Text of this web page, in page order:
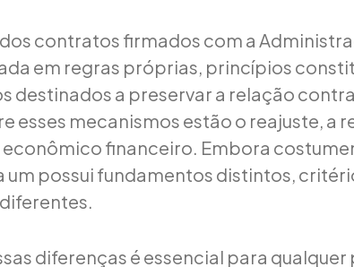
contratos firmados com a
em regras próprias, princípios
destinados a preservar a relação
esses mecanismos estão o reajuste, a
financeiro. Embora
um possui fundamentos distintos,
diferenças é essencial para qualquer